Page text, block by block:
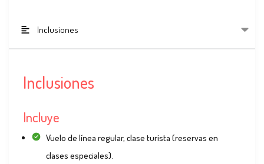
Inclusiones
Inclusiones
Incluye
Vuelo de línea regular, clase turista (reservas en
clases especiales).